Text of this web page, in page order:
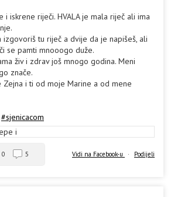
i iskrene riječi. HVALA je mala riječ ali ima
izgovoriš tu riječ a dvije da je napišeš, ali
se pamti mnooogo duže.
živ i zdrav još mnogo godina. Meni
znače.
Zejna i ti od moje Marine a od mene
#sjenicacom
Vidi na Facebook-u · Podijeli
0 5